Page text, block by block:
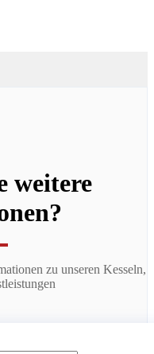
weitere
zu unseren Kesseln,